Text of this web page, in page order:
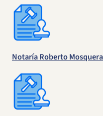
NotaríaRoberto